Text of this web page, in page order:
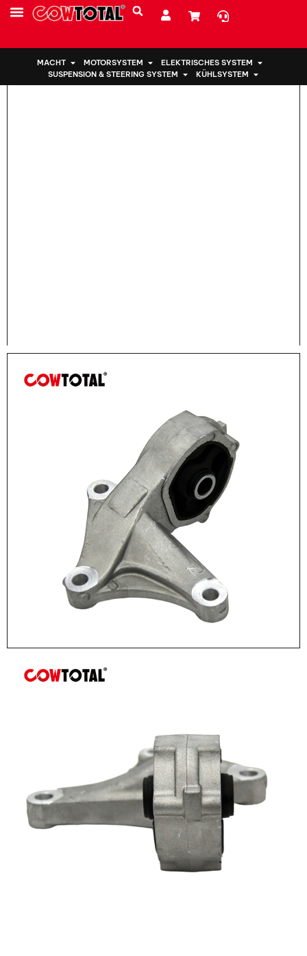
MACHT MOTORSYSTEM
ELEKTRISCHES SYSTEM
SUSPENSION & STEERING SYSTEM
KÜHLSYSTEM
Heim > Motorhalterung 50830-T0A-A81 für Honda